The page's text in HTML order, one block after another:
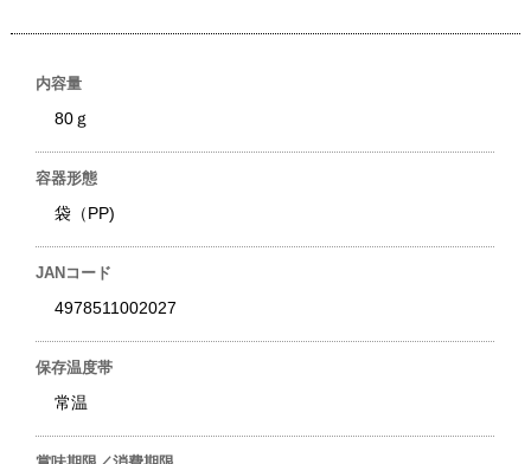
内容量
80ｇ
容器形態
袋（PP)
JANコード
4978511002027
保存温度帯
常温